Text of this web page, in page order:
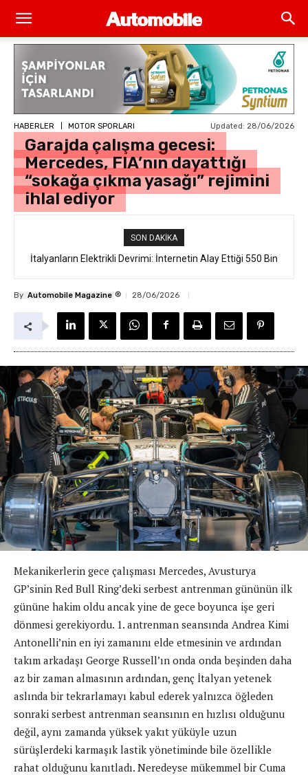
HABERLER MOTOR SPORLARI Updated: 28/06/2026
Garajda çalışma gecesi:
Mercedes, FIA’nın dayattığı
“sokağa çıkma yasağı” rejimini
ihlal ediyor
SON DAKIKA
İtalyanların Elektrikli Devrimi: İnternetin Alay Ettiği 550 Bin
By Automobile Magazine ® 28/06/2026
Mekanikerlerin gece çalışması Mercedes, Avusturya
GP’sinin Red Bull Ring’deki serbest antrenman gününün ilk
gününe hakim oldu ancak yine de gece boyunca işe geri
dönmesi gerekiyordu. 1. antrenman seansında Andrea Kimi
Antonelli’nin en iyi zamanını elde etmesinin ve ardından
takım arkadaşı George Russell’ın onda onda beşinden daha
az bir zaman almasının ardından, genç İtalyan yetenek
aslında bir tekrarlamayı kabul ederek yalnızca öğleden
sonraki serbest antrenman seansının en hızlısı olduğunu
değil, aynı zamanda yüksek yakıt yüküyle uzun
sürüşlerdeki karmaşık lastik yönetiminde bile özellikle
rahat olduğunu kanıtladı. Neredeyse mükemmel bir Cuma